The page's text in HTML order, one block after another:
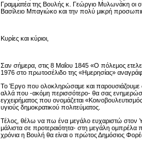
Γραμματέα της Βουλής κ. Γεώργιο Μυλωνάκη οι
Βασίλειο Μπαγιώκο και την πολύ μικρή
Κυρίες και κύριοι,
Σαν σήμερα, στις 8 Μαΐου 1845 «Ο πόλεμος
1976 στο πρωτοσέλιδο της «Ημερησίας»
Το Έργο που ολοκληρώσαμε και παρουσιάζουμε
αλλά που -ακόμη περισσότερο- θα σας
εγχειρήματος που ονομάζεται
υγιούς δημοκρατικού πολιτεύματος.
Τέλος, θέλω να πω ένα μεγάλο ευχαριστώ στον
μάλιστα σε προτεραιότητα- στη μεγάλη ομπρέλα
χρόνια η Βουλή θα είναι ο πρώτος Δημόσιος